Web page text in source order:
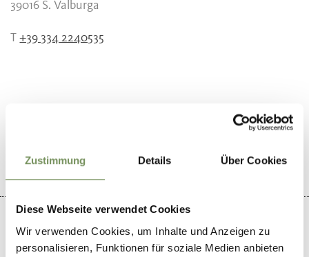
Zustimmung Details Über Cookies
Diese Webseite verwendet Cookies
Wir verwenden Cookies, um Inhalte und Anzeigen zu
personalisieren, Funktionen für soziale Medien anbieten
39016 S. Valburga
T+39 334 2240535
SÌ NO